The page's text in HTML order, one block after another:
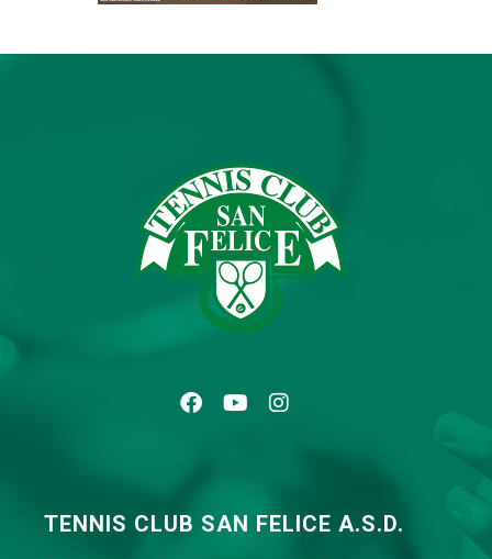
TENNIS CLUB SAN FELICE A.S.D.